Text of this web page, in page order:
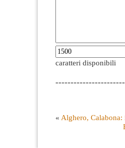
caratteri disponibili
« Alghero, Calabona: